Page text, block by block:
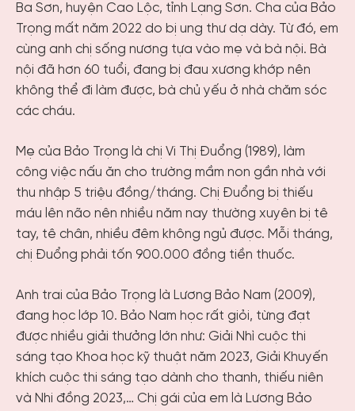
Ba Sơn, huyện Cao Lộc, tỉnh Lạng Sơn. Cha của Bảo
Trọng mất năm 2022 do bị ung thư dạ dày. Từ đó, em
cùng anh chị sống nương tựa vào mẹ và bà nội. Bà
nội đã hơn 60 tuổi, đang bị đau xương khớp nên
không thể đi làm được, bà chủ yếu ở nhà chăm sóc
các cháu.
Mẹ của Bảo Trọng là chị Vi Thị Đuổng (1989), làm
công việc nấu ăn cho trường mầm non gần nhà với
thu nhập 5 triệu đồng/tháng. Chị Đuổng bị thiếu
máu lên não nên nhiều năm nay thường xuyên bị tê
tay, tê chân, nhiều đêm không ngủ được. Mỗi tháng,
chị Đuổng phải tốn 900.000 đồng tiền thuốc.
Anh trai của Bảo Trọng là Lương Bảo Nam (2009),
đang học lớp 10. Bảo Nam học rất giỏi, từng đạt
được nhiều giải thưởng lớn như: Giải Nhì cuộc thi
sáng tạo Khoa học kỹ thuật năm 2023, Giải Khuyến
khích cuộc thi sáng tạo dành cho thanh, thiếu niên
và Nhi đồng 2023,… Chị gái của em là Lương Bảo